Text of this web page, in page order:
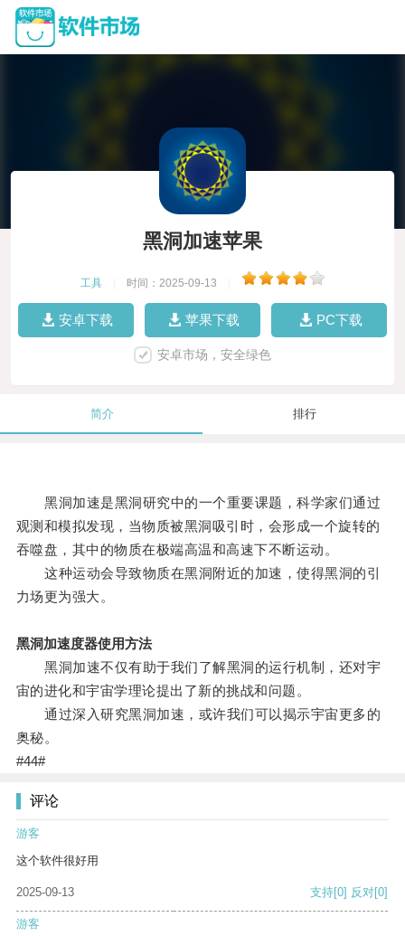
黑洞加速苹果
工具 时间：2025-09-13
安卓下载 苹果下载 PC下载
安卓市场，安全绿色
简介 排行
黑洞加速是黑洞研究中的一个重要课题，科学家们通过
观测和模拟发现，当物质被黑洞吸引时，会形成一个旋转的
吞噬盘，其中的物质在极端高温和高速下不断运动。
这种运动会导致物质在黑洞附近的加速，使得黑洞的引
力场更为强大。
黑洞加速度器使用方法
黑洞加速不仅有助于我们了解黑洞的运行机制，还对宇
宙的进化和宇宙学理论提出了新的挑战和问题。
通过深入研究黑洞加速，或许我们可以揭示宇宙更多的
奥秘。
#44#
评论
游客
这个软件很好用
2025-09-13 支持[0] 反对[0]
游客